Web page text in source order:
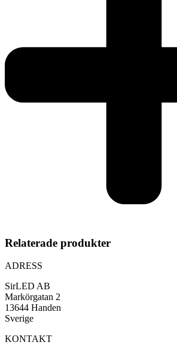
Relaterade produkter
ADRESS
SirLED AB
Markörgatan 2
13644 Handen
Sverige
KONTAKT